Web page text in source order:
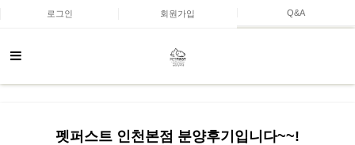
로그인 회원가입 Q&A
펫퍼스트 인천본점 분양후기입니다~~!